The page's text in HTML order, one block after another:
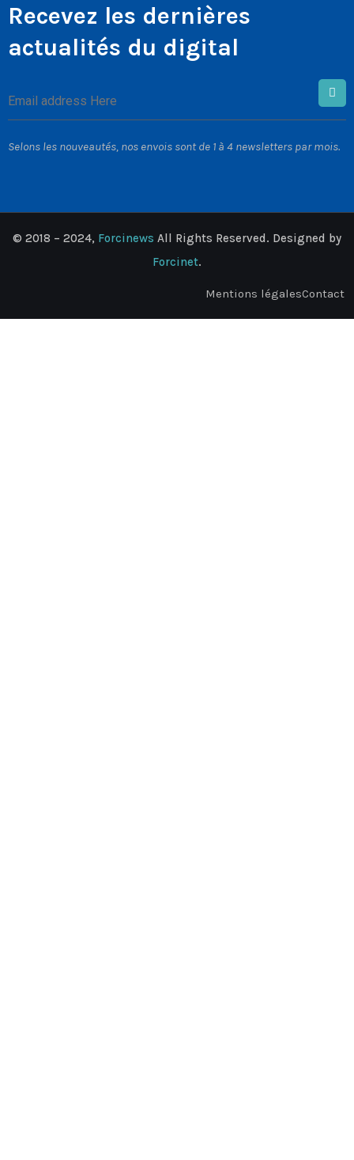
Recevez les dernières
actualités du digital
Selons les nouveautés, nos envois sont de 1 à 4 newsletters par mois.
© 2018 – 2024, Forcinews All Rights Reserved. Designed by
Forcinet.
Mentions légalesContact